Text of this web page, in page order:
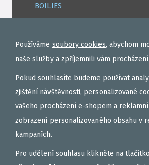
BOILIES
TEKUTÉ
OBALOVAČKY
VAŘENÝ PARTIKL
BIŽUTERIE NA MONTÁŽE
DÁRKOVÝ POUKAZ, DÁRKOVÁ
AKČNÍ SETY
Používáme soubory cookies, abychom
naše služby a zpříjemnili vám
Pokud souhlasíte budeme používat
zjištění návštěvnosti, personalizované
vašeho procházení e-shopem a
zobrazení personalizovaného obsahu v
kampaních.
Pro udělení souhlasu klikněte na tlačítko